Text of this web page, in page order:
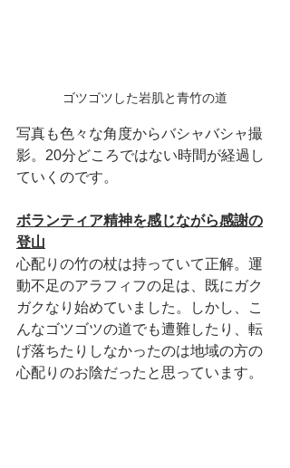
ゴツゴツした岩肌と青竹の道
写真も色々な角度からバシャバシャ撮
影。20分どころではない時間が経過し
ていくのです。
ボランティア精神を感じながら感謝の
登山
心配りの竹の杖は持っていて正解。運
動不足のアラフィフの足は、既にガク
ガクなり始めていました。しかし、こ
んなゴツゴツの道でも遭難したり、転
げ落ちたりしなかったのは地域の方の
心配りのお陰だったと思っています。